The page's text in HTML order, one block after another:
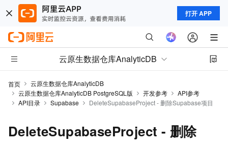
打开 APP
云原生数据仓库AnalyticDB
首页
云原生数据仓库AnalyticDB
云原生数据仓库AnalyticDB PostgreSQL版
开发参考
API参考
API目录
Supabase DeleteSupabaseProject - 删除Supabase项目
DeleteSupabaseProject - 删除